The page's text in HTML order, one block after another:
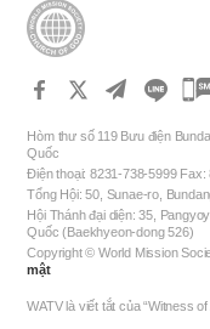
Hòm thư số 119 Bưu điện
Quốc
Điện thoại: 8231-738-5999 Fax:
Tổng Hội: 50, Sunae-ro,
Hội Thánh đại diện: 35,
Quốc (Baekhyeon-dong 526)
Copyright © World Mission
mật
WATV là viết tắt của “Witness